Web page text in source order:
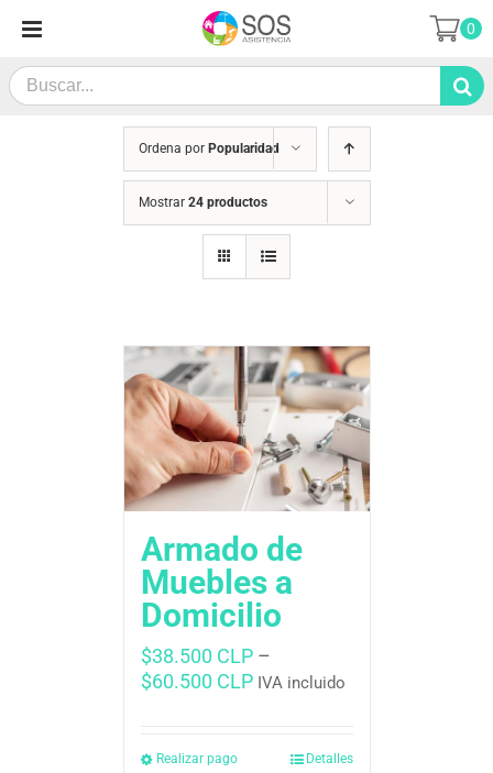
contenido
Search
for:
0
Ordena por Popularidad
Mostrar 24 productos
Armado de
Muebles a
Domicilio
$38.500 CLP–
$60.500 CLP IVA incluido
Realizar pago Detalles